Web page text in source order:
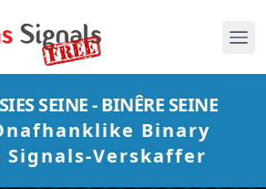
SEINE - BINÊRE SEINE
Binary
Signals-Verskaffer